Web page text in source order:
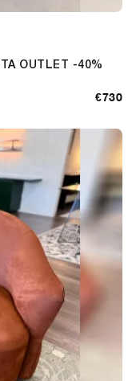
OUTLET -40%
€730